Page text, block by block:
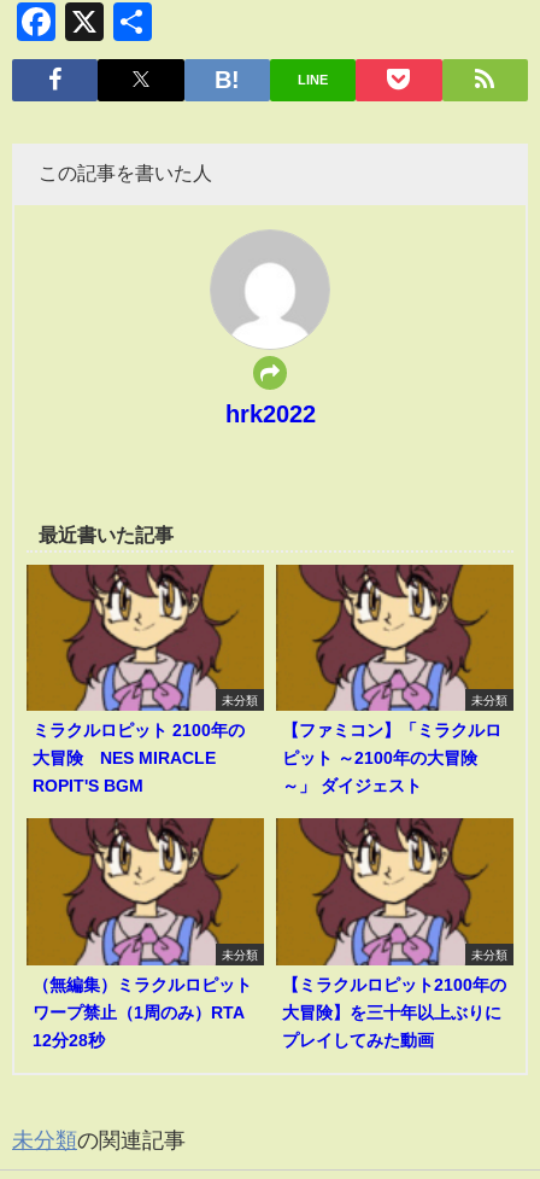
Facebook
X
有
LINE
この記事を書いた人
hrk2022
最近書いた記事
未分類
ミラクルロピット 2100年の
大冒険 NES MIRACLE
ROPIT'S BGM
未分類
【ファミコン】「ミラクルロ
ピット ～2100年の大冒険
～」 ダイジェスト
未分類
（無編集）ミラクルロピット
ワープ禁止（1周のみ）RTA
12分28秒
未分類
【ミラクルロピット2100年の
大冒険】を三十年以上ぶりに
プレイしてみた動画
未分類の関連記事